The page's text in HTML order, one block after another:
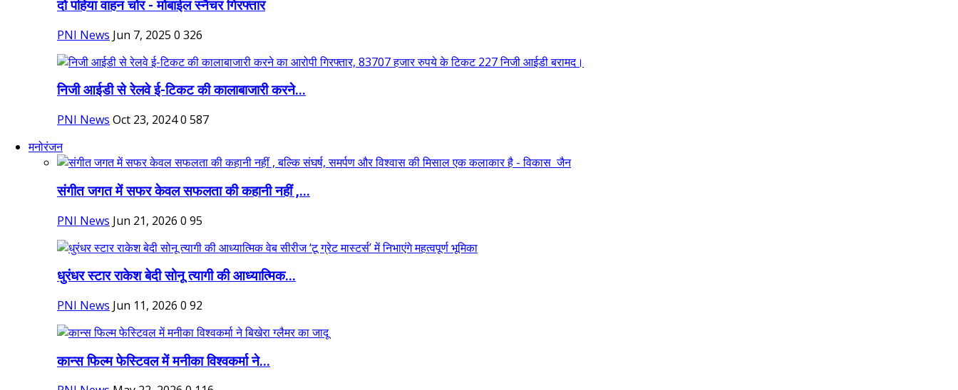
दो पहिया वाहन चोर - मोबाईल स्नैचर गिरफ्तार
PNI News Jun 7, 2025 0 326
निजी आईडी से रेलवे ई-टिकट की कालाबाजारी करने...
PNI News Oct 23, 20240 587
मनोरंजन
संगीत जगत में सफर केवल सफलता की कहानी नहीं ,...
PNI News Jun 21, 2026 0 95
धुरंधर स्टार राकेश बेदी सोनू त्यागी की आध्यात्मिक...
PNI News Jun 11, 2026 0 92
कान्स फिल्म फेस्टिवल में मनीका विश्वकर्मा ने...